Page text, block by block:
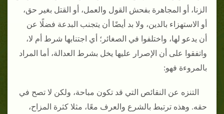
الزنا، أو المجاهرة بفحش القول والعمل، أو القتل بغير حق،
أو الاستهزاء بالدين، ولا بد أيضًا أن يتجنب البدعة فضلًا عن
أن يدعو لها، واختلفوا في الصغائر؛ أي اجتنابها شرط أم لا،
واتفقوا على أن الإصرار عليها يخل بشرط العدالة، أما المراد
بالمروءة فهو:
التنزه عن النقائص التي قد تكون مباحة، ولكن لا تصح في
حقه. وهذه ترتبط بالشرع والعرف معًا، مثلا كثرة المزاح،